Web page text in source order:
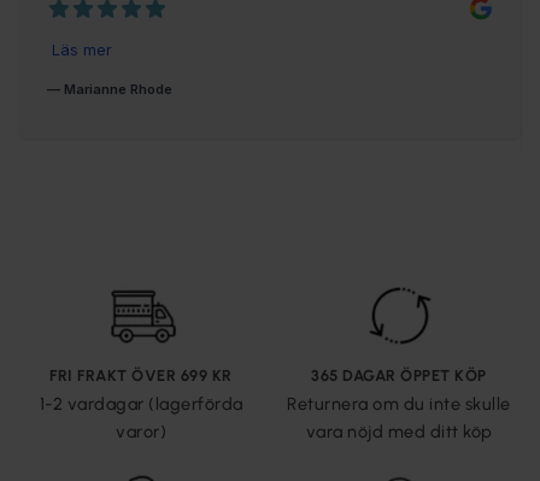
FRI FRAKT ÖVER 699 KR
1-2 vardagar (lagerförda
varor)
365 DAGAR ÖPPET KÖP
Returnera om du inte skulle
vara nöjd med ditt köp